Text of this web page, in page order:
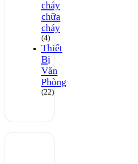
cháy
chữa
cháy
(4)
Thiết
Bị
Văn
Phòng
(22)